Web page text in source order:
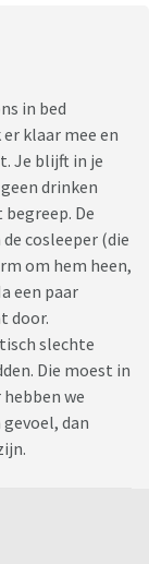
in bed
klaar mee en
Je blijft in je
drinken
De
cosleeper (die
om hem heen,
een paar
door.
slechte
Die moest in
we
dan